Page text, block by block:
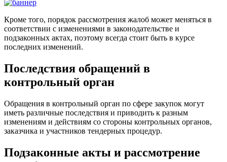
Кроме того, порядок рассмотрения жалоб может меняться в
соответствии с изменениями в законодательстве и
подзаконных актах, поэтому всегда стоит быть в курсе
последних изменений.
Последствия обращений в
контрольный орган
Обращения в контрольный орган по сфере закупок могут
иметь различные последствия и приводить к разным
изменениям и действиям со стороны контрольных органов,
заказчика и участников тендерных процедур.
Подзаконные акты и рассмотрение